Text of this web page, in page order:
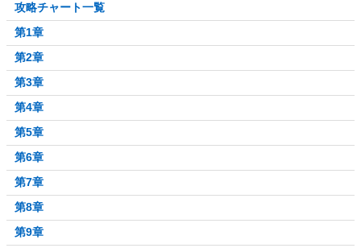
攻略チャート一覧
第1章
第2章
第3章
第4章
第5章
第6章
第7章
第8章
第9章